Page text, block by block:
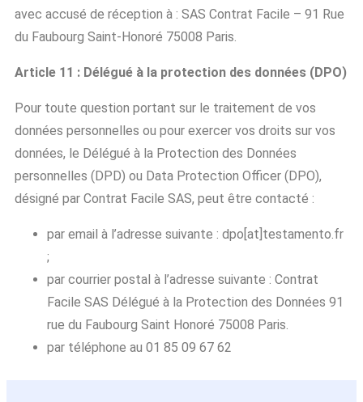
avec accusé de réception à : SAS Contrat Facile – 91 Rue
du Faubourg Saint-Honoré 75008 Paris.
Article 11 : Délégué à la protection des données (DPO)
Pour toute question portant sur le traitement de vos
données personnelles ou pour exercer vos droits sur vos
données, le Délégué à la Protection des Données
personnelles (DPD) ou Data Protection Officer (DPO),
désigné par Contrat Facile SAS, peut être contacté :
par email à l’adresse suivante : dpo[at]testamento.fr
;
par courrier postal à l’adresse suivante : Contrat
Facile SAS Délégué à la Protection des Données 91
rue du Faubourg Saint Honoré 75008 Paris.
par téléphone au 01 85 09 67 62